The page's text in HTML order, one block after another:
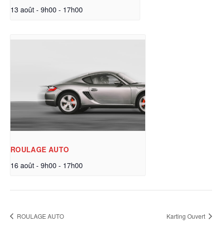
13 août - 9h00- 17h00
ROULAGE AUTO
16 août - 9h00- 17h00
ROULAGE AUTO Karting Ouvert